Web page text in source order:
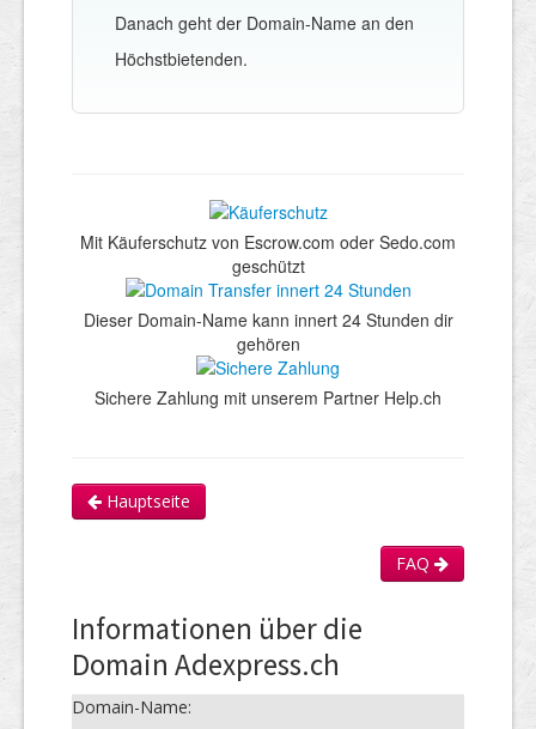
Danach geht der Domain-Name an den
Höchstbietenden.
Mit Käuferschutz von Escrow.com oder Sedo.com
geschützt
Dieser Domain-Name kann innert 24 Stunden dir
gehören
Sichere Zahlung mit unserem Partner Help.ch
Hauptseite
FAQ
Informationen über die
Domain Adexpress.ch
Domain-Name: